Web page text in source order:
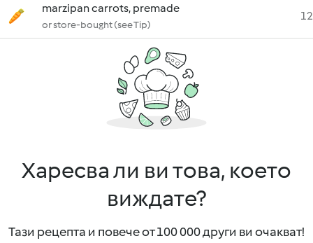
marzipan carrots, premade
or store-bought (see Tip)
12
Харесва ли ви това, което
виждате?
Тази рецепта и повече от 100 000 други ви очакват!